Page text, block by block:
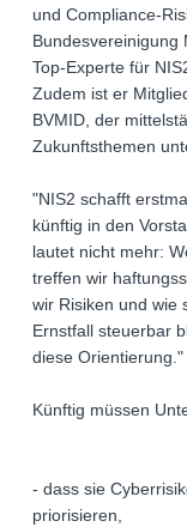
und Compliance-
Bundesvereinigung
Top-Experte für
Zudem ist er
BVMID, der
Zukunftsthemen
"NIS2 schafft
künftig in den
lautet nicht mehr:
treffen wir
wir Risiken und wie
Ernstfall steuerbar
diese Orientierung."
Künftig müssen
- dass sie
priorisieren,